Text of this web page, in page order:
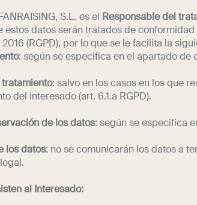
S.L. es el Responsable del
estos datos serán tratados de
(RGPD), por lo que se le facilita la
: según se especifica en el apartado de
: salvo en los casos en los que
del interesado (art. 6.1.a RGPD).
de los datos: según se especifica
los datos: no se comunicarán los datos a
al Interesado: